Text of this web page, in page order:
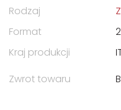
Rodzaj
Format
Kraj produkcji
Zwrot towaru